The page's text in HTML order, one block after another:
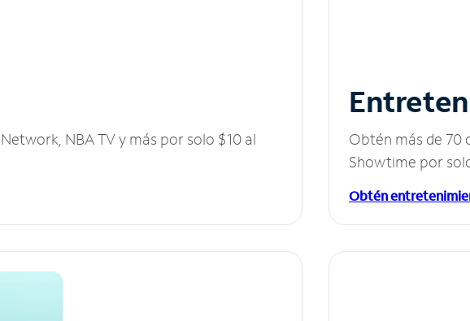
NBA TV y más por solo $10 al
Obtén más de 70
Showtime por
Obtén